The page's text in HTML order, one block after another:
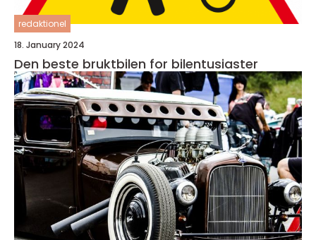
redaktionel
18. January 2024
Den beste bruktbilen for bilentusiaster